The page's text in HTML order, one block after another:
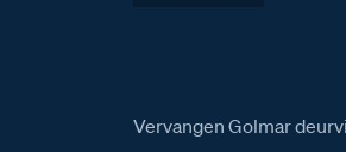
Vervangen Golmar